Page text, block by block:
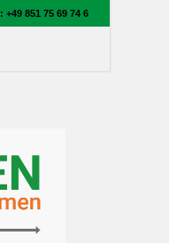
851 75 69 74 6